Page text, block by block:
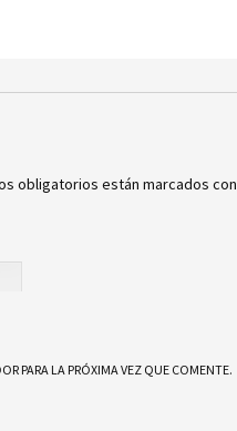
obligatorios están marcados con
PARA LA PRÓXIMA VEZ QUE COMENTE.